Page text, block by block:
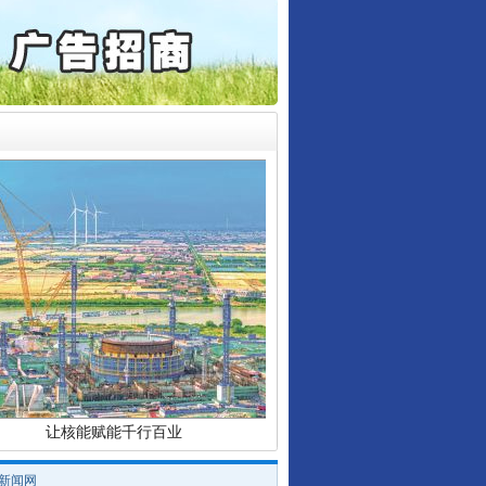
可执”到“全额执行”
诉的疑难复杂刑事案件
死1伤，四川省安委会挂..
行业协会接连发公告
让核能赋能千行百业
闻网